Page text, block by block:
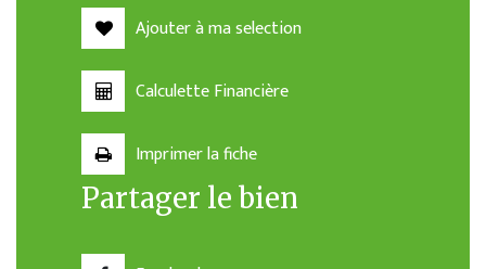
Ajouter à ma selection
Calculette Financière
Imprimer la fiche
Partager le bien